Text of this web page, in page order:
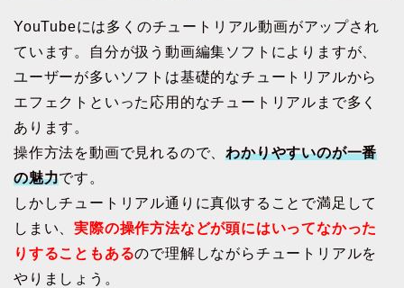
YouTubeには多くのチュートリアル動画がアップされ
ています。自分が扱う動画編集ソフトによりますが、
ユーザーが多いソフトは基礎的なチュートリアルから
エフェクトといった応用的なチュートリアルまで多く
あります。
操作方法を動画で見れるので、わかりやすいのが一番
の魅力です。
しかしチュートリアル通りに真似することで満足して
しまい、実際の操作方法などが頭にはいってなかった
りすることもあるので理解しながらチュートリアルを
やりましょう。